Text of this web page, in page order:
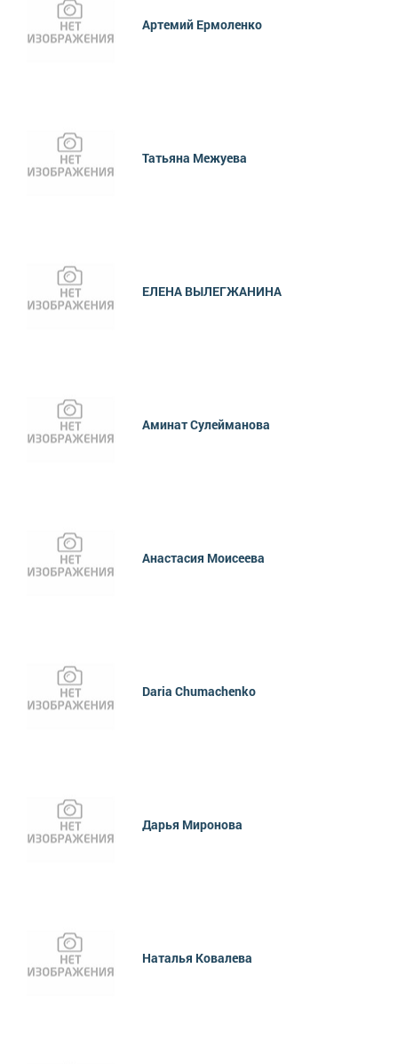
Артемий Ермоленко
Татьяна Межуева
ЕЛЕНА ВЫЛЕГЖАНИНА
Аминат Сулейманова
Анастасия Моисеева
Daria Chumachenko
Дарья Миронова
Наталья Ковалева